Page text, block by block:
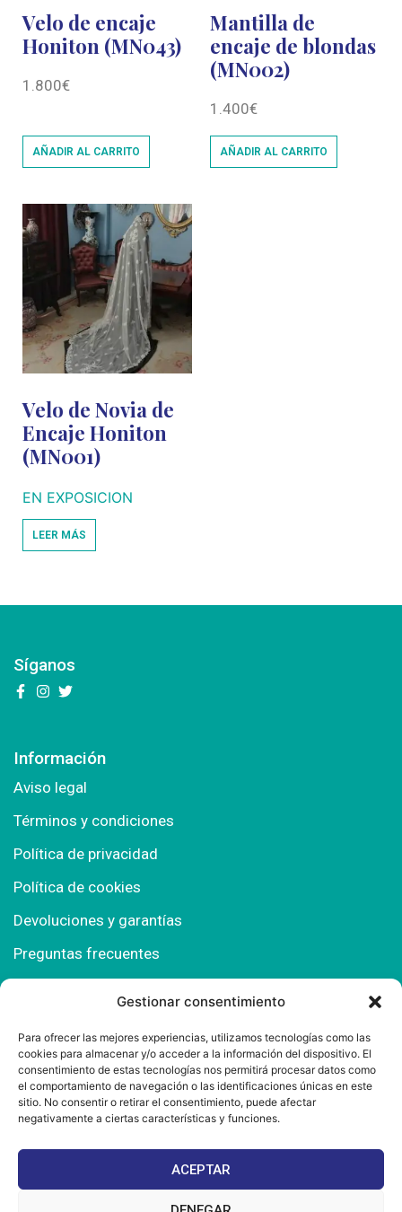
Gestionar consentimiento
Para ofrecer las mejores experiencias, utilizamos tecnologías como las
cookies para almacenar y/o acceder a la información del dispositivo. El
consentimiento de estas tecnologías nos permitirá procesar datos como
el comportamiento de navegación o las identificaciones únicas en este
sitio. No consentir o retirar el consentimiento, puede afectar
negativamente a ciertas características y funciones.
ACEPTAR
Velo de encaje
Honiton (MN043)
1.800€
AÑADIR AL CARRITO
Mantilla de
encaje de blondas
(MN002)
1.400€
AÑADIR AL CARRITO
Velo de Novia de
Encaje Honiton
(MN001)
EN EXPOSICION
LEER MÁS
Síganos
Información
Aviso legal
Términos y condiciones
Política de privacidad
Política de cookies
Devoluciones y garantías
Preguntas frecuentes
Polígono Comercial Urbisur (Cita previa) 11130
Chiclana de la Fra. (Cádiz)
667 457 908
info@mantonesdelsur.com
mantonesdelsur@gmail.com